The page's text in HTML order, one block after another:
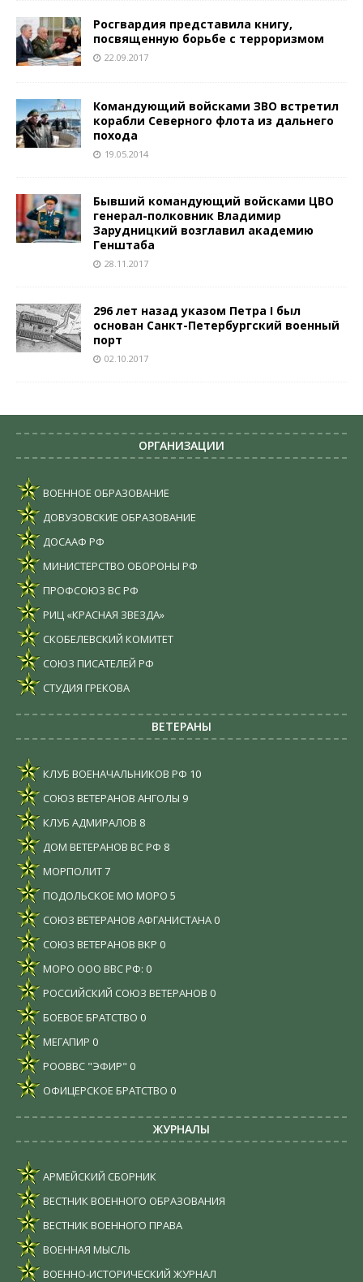
Росгвардия представила книгу,
посвященную борьбе с терроризмом
22.09.2017
Командующий войсками ЗВО встретил
корабли Северного флота из дальнего
похода
19.05.2014
Бывший командующий войсками ЦВО
генерал-полковник Владимир
Зарудницкий возглавил академию
Генштаба
28.11.2017
296 лет назад указом Петра I был
основан Санкт-Петербургский военный
порт
02.10.2017
ОРГАНИЗАЦИИ
ВОЕННОЕ ОБРАЗОВАНИЕ
ДОВУЗОВСКИЕ ОБРАЗОВАНИЕ
ДОСААФ РФ
МИНИСТЕРСТВО ОБОРОНЫ РФ
ПРОФСОЮЗ ВС РФ
РИЦ «КРАСНАЯ ЗВЕЗДА»
СКОБЕЛЕВСКИЙ КОМИТЕТ
СОЮЗ ПИСАТЕЛЕЙ РФ
СТУДИЯ ГРЕКОВА
ВЕТЕРАНЫ
КЛУБ ВОЕНАЧАЛЬНИКОВ РФ 10
СОЮЗ ВЕТЕРАНОВ АНГОЛЫ 9
КЛУБ АДМИРАЛОВ 8
ДОМ ВЕТЕРАНОВ ВС РФ 8
МОРПОЛИТ7
ПОДОЛЬСКОЕ МО МОРО 5
СОЮЗ ВЕТЕРАНОВ АФГАНИСТАНА 0
СОЮЗ ВЕТЕРАНОВ ВКР 0
МОРО ООО ВВС РФ: 0
РОССИЙСКИЙ СОЮЗ ВЕТЕРАНОВ 0
БОЕВОЕ БРАТСТВО 0
МЕГАПИР 0
РООВВС "ЭФИР" 0
ОФИЦЕРСКОЕ БРАТСТВО 0
ЖУРНАЛЫ
АРМЕЙСКИЙ СБОРНИК
ВЕСТНИК ВОЕННОГО ОБРАЗОВАНИЯ
ВЕСТНИК ВОЕННОГО ПРАВА
ВОЕННАЯ МЫСЛЬ
ВОЕННО-ИСТОРИЧЕСКИЙ ЖУРНАЛ